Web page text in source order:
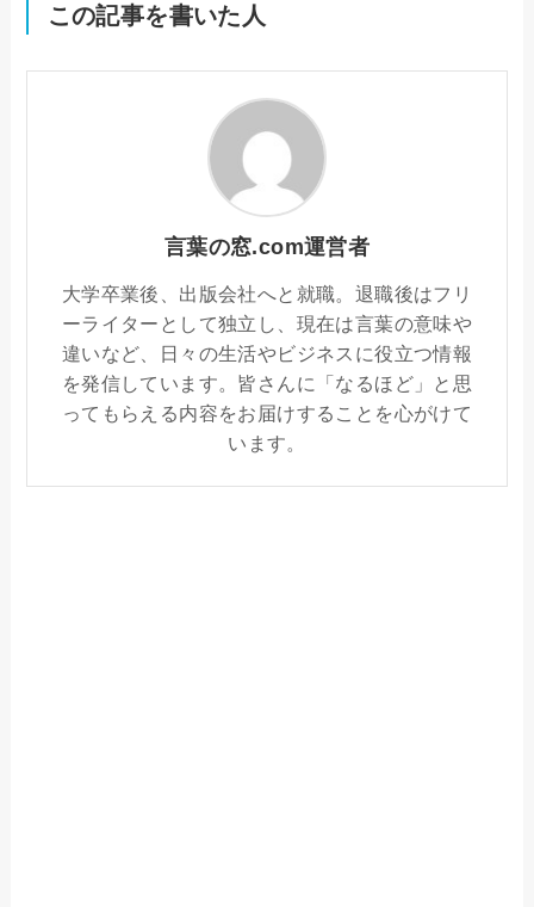
この記事を書いた人
言葉の窓.com運営者
大学卒業後、出版会社へと就職。退職後はフリ
ーライターとして独立し、現在は言葉の意味や
違いなど、日々の生活やビジネスに役立つ情報
を発信しています。皆さんに「なるほど」と思
ってもらえる内容をお届けすることを心がけて
います。